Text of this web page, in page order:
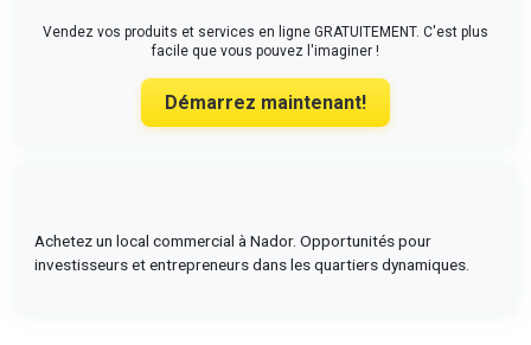
Vendez vos produits et services en ligne GRATUITEMENT. C'est plus
facile que vous pouvez l'imaginer !
Démarrez maintenant!
Achetez un local commercial à Nador. Opportunités pour
investisseurs et entrepreneurs dans les quartiers dynamiques.